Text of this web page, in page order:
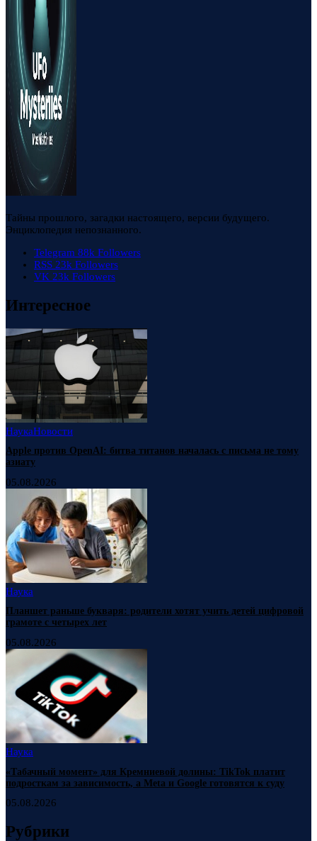
Тайны прошлого, загадки настоящего, версии будущего.
Энциклопедия непознанного.
Telegram 88k Followers
RSS 23k Followers
VK 23k Followers
Интересное
НаукаНовости
Apple против OpenAI: битва титанов началась с письма не тому
азиату
05.08.2026
Наука
Планшет раньше букваря: родители хотят учить детей цифровой
грамоте с четырех лет
05.08.2026
Наука
«Табачный момент» для Кремниевой долины: TikTok платит
подросткам за зависимость, а Meta и Google готовятся к суду
05.08.2026
Рубрики